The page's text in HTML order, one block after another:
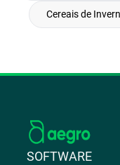
Cereais de
SOFTWARE